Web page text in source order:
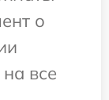
о
все